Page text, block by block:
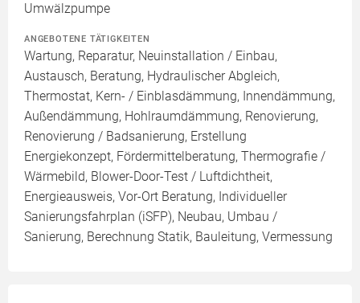
Umwälzpumpe
ANGEBOTENE TÄTIGKEITEN
Wartung, Reparatur, Neuinstallation / Einbau,
Austausch, Beratung, Hydraulischer Abgleich,
Thermostat, Kern- / Einblasdämmung, Innendämmung,
Außendämmung, Hohlraumdämmung, Renovierung,
Renovierung / Badsanierung, Erstellung
Energiekonzept, Fördermittelberatung, Thermografie /
Wärmebild, Blower-Door-Test / Luftdichtheit,
Energieausweis, Vor-Ort Beratung, Individueller
Sanierungsfahrplan (iSFP), Neubau, Umbau /
Sanierung, Berechnung Statik, Bauleitung, Vermessung